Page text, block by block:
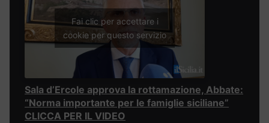
Fai clic per accettare i
cookie per questo servizio
Sala d’Ercole approva la rottamazione, Abbate:
“Norma importante per le famiglie siciliane”
CLICCA PER IL VIDEO